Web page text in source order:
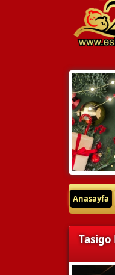
Anasayfa
Tasigo